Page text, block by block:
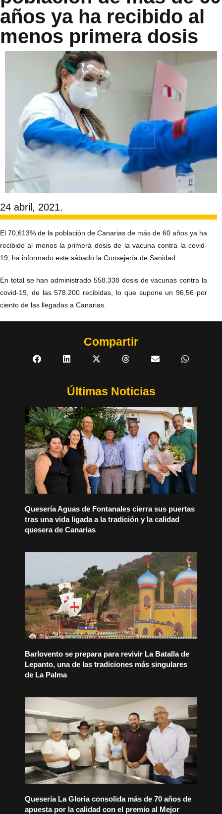
años ya ha recibido al
menos primera dosis
24 abril, 2021.
El 70,613% de la población de Canarias de más de 60 años ya ha
recibido al menos la primera dosis de la vacuna contra la covid-
19, ha informado este sábado la Consejería de Sanidad.
En total se han administrado 558.338 dosis de vacunas contra la
covid-19, de las 578.200 recibidas, lo que supone un 96,56 por
ciento de las llegadas a Canarias.
Compartir
Últimas Noticias
Quesería Aguas de Fontanales cierra sus puertas
tras una vida ligada a la tradición y la calidad
quesera de Canarias
Barlovento se prepara para revivir La Batalla de
Lepanto, una de las tradiciones más singulares
de La Palma
Quesería La Gloria consolida más de 70 años de
apuesta por la calidad con el premio al Mejor